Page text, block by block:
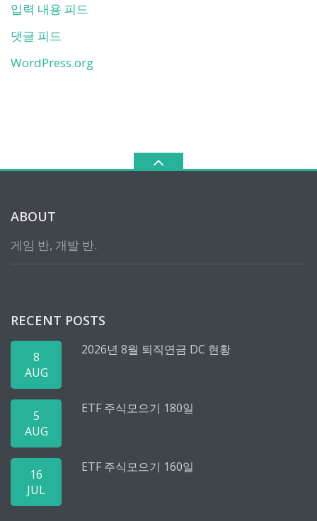
입력 내용 피드
댓글 피드
WordPress.org
ABOUT
게임 반, 개발 반.
RECENT POSTS
8
AUG
2026년 8월 퇴직연금 DC 현황
5
AUG
ETF 주식모으기 180일
16
JUL
ETF 주식모으기 160일